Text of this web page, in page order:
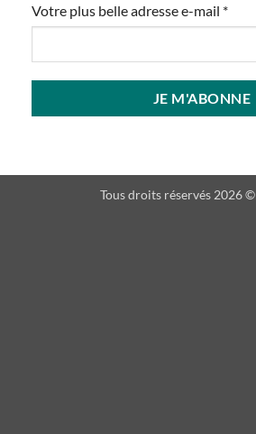
Votre plus belle adresse e-mail *
Tous droits réservés 2026 ©